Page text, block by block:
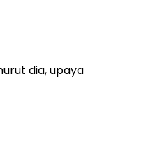
dia, upaya